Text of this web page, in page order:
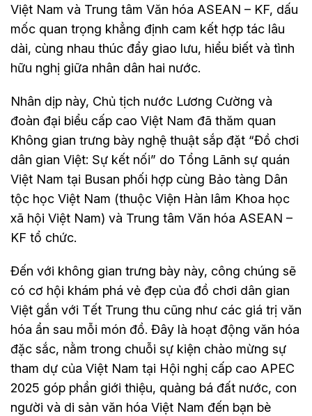
Việt Nam và Trung tâm Văn hóa ASEAN – KF, dấu
mốc quan trọng khẳng định cam kết hợp tác lâu
dài, cùng nhau thúc đẩy giao lưu, hiểu biết và tình
hữu nghị giữa nhân dân hai nước.
Nhân dịp này, Chủ tịch nước Lương Cường và
đoàn đại biểu cấp cao Việt Nam đã thăm quan
Không gian trưng bày nghệ thuật sắp đặt “Đồ chơi
dân gian Việt: Sự kết nối” do Tổng Lãnh sự quán
Việt Nam tại Busan phối hợp cùng Bảo tàng Dân
tộc học Việt Nam (thuộc Viện Hàn lâm Khoa học
xã hội Việt Nam) và Trung tâm Văn hóa ASEAN –
KF tổ chức.
Đến với không gian trưng bày này, công chúng sẽ
có cơ hội khám phá vẻ đẹp của đồ chơi dân gian
Việt gắn với Tết Trung thu cũng như các giá trị văn
hóa ẩn sau mỗi món đồ. Đây là hoạt động văn hóa
đặc sắc, nằm trong chuỗi sự kiện chào mừng sự
tham dự của Việt Nam tại Hội nghị cấp cao APEC
2025 góp phần giới thiệu, quảng bá đất nước, con
người và di sản văn hóa Việt Nam đến bạn bè